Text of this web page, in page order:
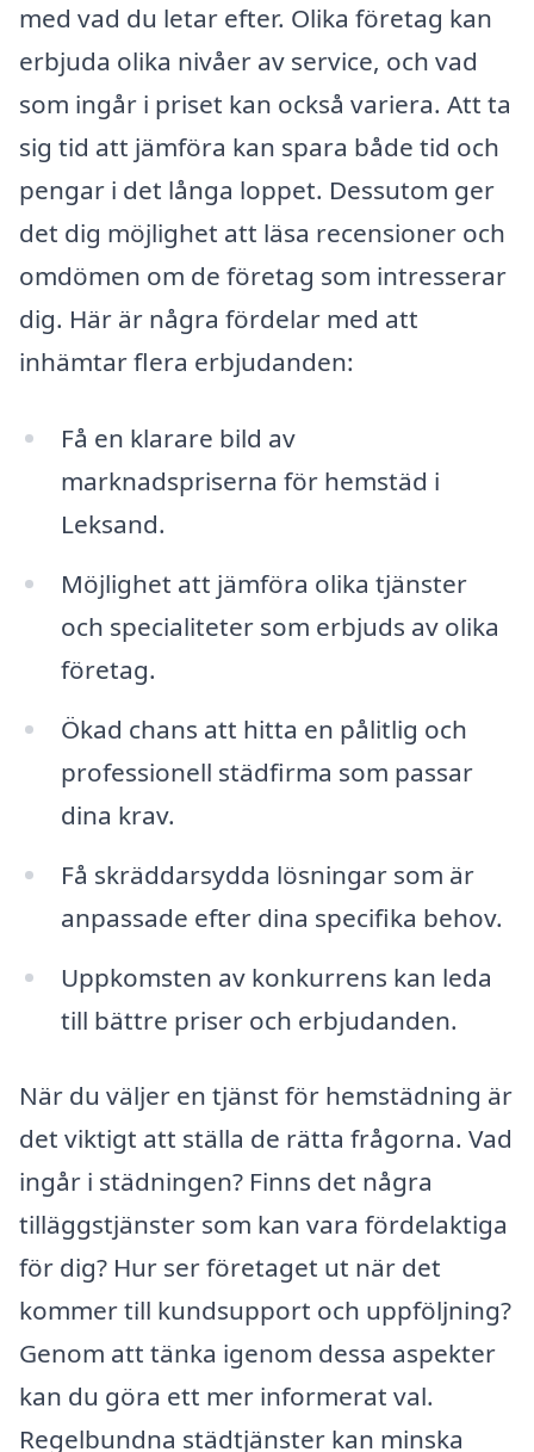
med vad du letar efter. Olika företag kan
erbjuda olika nivåer av service, och vad
som ingår i priset kan också variera. Att ta
sig tid att jämföra kan spara både tid och
pengar i det långa loppet. Dessutom ger
det dig möjlighet att läsa recensioner och
omdömen om de företag som intresserar
dig. Här är några fördelar med att
inhämtar flera erbjudanden:
Få en klarare bild av
marknadspriserna för hemstäd i
Leksand.
Möjlighet att jämföra olika tjänster
och specialiteter som erbjuds av olika
företag.
Ökad chans att hitta en pålitlig och
professionell städfirma som passar
dina krav.
Få skräddarsydda lösningar som är
anpassade efter dina specifika behov.
Uppkomsten av konkurrens kan leda
till bättre priser och erbjudanden.
När du väljer en tjänst för hemstädning är
det viktigt att ställa de rätta frågorna. Vad
ingår i städningen? Finns det några
tilläggstjänster som kan vara fördelaktiga
för dig? Hur ser företaget ut när det
kommer till kundsupport och uppföljning?
Genom att tänka igenom dessa aspekter
kan du göra ett mer informerat val.
Regelbundna städtjänster kan minska